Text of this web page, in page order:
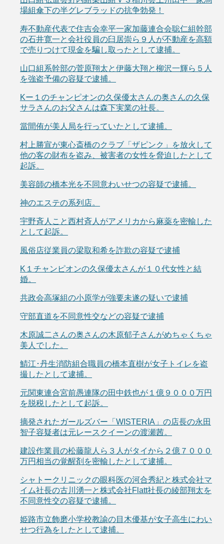
場組傘下の半グレブラッドの抗争勃発！
寿不動産代表で住吉会幸平一家加藤連合会聡仁組幹部
の石井寛一と会社役員の臼居崇ら９人が不動産を高額
で売りつけて現金を騙し取ったとして逮捕。
山口組系幹部の菅原翔太と伊藤大翔と柳沢一輝ら５人
を強盗予備の容疑で逮捕。
Kー１のチャンピオンの久保優太さんの奥さんの久保
サラさんのお父さんは森下実業の社長。
當間侑が美人局を行っていたとして逮捕。
村上勝宣が東心斎橋のクラブ「ザピンク」を放火して
他の客の財布を盗み、被害者の女性を脅迫したとして
起訴。
美容師の橋本光を不同意わいせつの容疑で逮捕。
神のエステの系列店。
宇野斉人こと西村斉人がアメリカから麻薬を密輸した
として起訴。
風俗店従業員の梁取和希を詐欺の容疑で逮捕
K１チャンピオンの久保優太さんが１０代女性と結
婚。
共政会高塚組の小原学が強要未遂の疑いで逮捕
守部直道を不同意性交などの容疑で逮捕
木原誠二さんの奥さんの木原郁子さんがめちゃくちゃ
美人でした。
鯖江･丹生消防組合職員の橋本直樹が女子トイレを盗
撮したとして逮捕。
元関東連合宮前愚連隊の田中鉄也が１億９０００万円
を脱税したとして起訴。
摘発されたガールズバー「WISTERIA」の店長の永田
智子容疑者は元レースクイーンの渡瀬茜。
建設作業員の松藤龍人ら３人がタイから２億７０００
万円相当の覚醒剤を密輸したとして逮捕。
シャトークリニックの眼科医の河合秀紀と株式会社マ
イム社長の古川湧一と株式会社Flatt社長の綾部翔太を
不同意性交の容疑で逮捕。
姫路市立飾磨小学校教諭の目木優基が女子高生にわい
せつ行為をしたとして逮捕。